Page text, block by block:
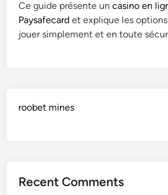
Ce guide présente uncasino en
Paysafecard et explique les
jouer simplement et en toute
roobet mines
Recent Comments